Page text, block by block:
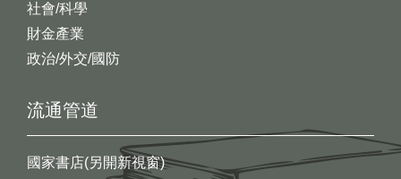
社會/科學
財金產業
政治/外交/國防
流通管道
國家書店(另開新視窗)